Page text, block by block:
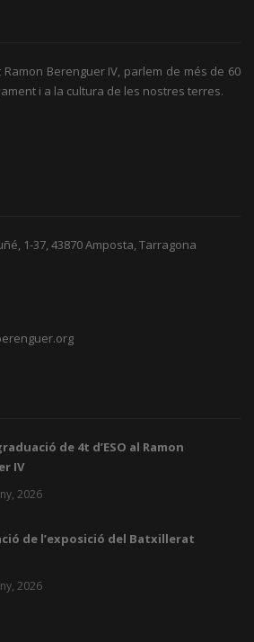
Berenguer IV, parlem de més de 60
i a la cultura de les nostres terres.
1-37, 43870 Amposta, Tarragona
de 4t d’ESO al Ramon
IV
2026
de l’exposició del Batxillerat
2026